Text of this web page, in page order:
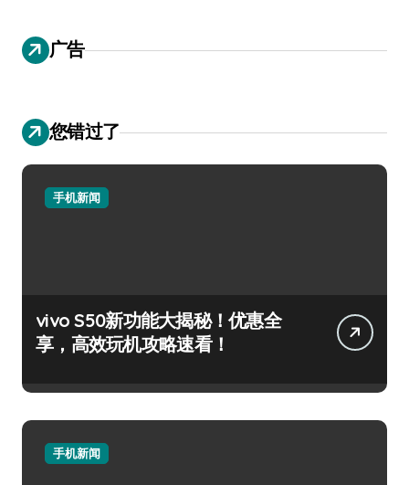
广告
您错过了
手机新闻
vivo S50新功能大揭秘！优惠全
享，高效玩机攻略速看！
手机新闻